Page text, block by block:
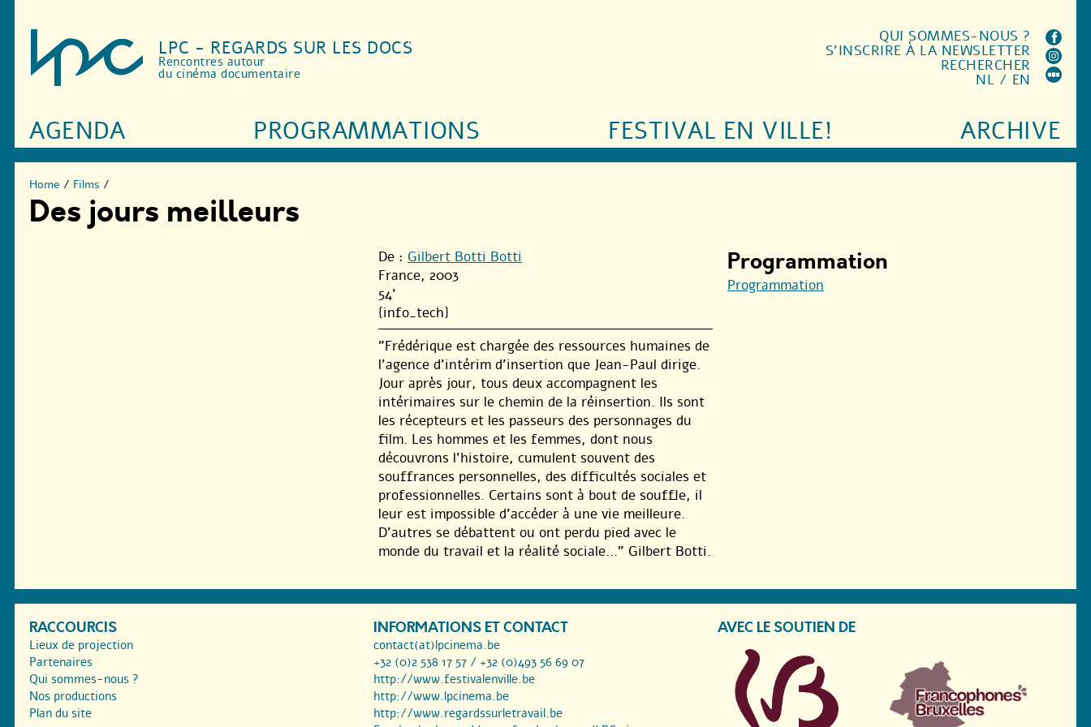
LPC - REGARDS SUR LES DOCS
Rencontres autour
du cinéma documentaire
AGENDA PROGRAMMATIONS FESTIVAL EN VILLE! ARCHIVE
QUI SOMMES-NOUS ?
S'INSCRIRE À LA NEWSLETTER
RECHERCHER
NL / EN
Home / Films /
Des jours meilleurs
De : Gilbert Botti Botti
France, 2003
54'
{info_tech}
"Frédérique est chargée des ressources humaines de
l’agence d’intérim d’insertion que Jean-Paul dirige.
Jour après jour, tous deux accompagnent les
intérimaires sur le chemin de la réinsertion. Ils sont
les récepteurs et les passeurs des personnages du
film. Les hommes et les femmes, dont nous
découvrons l’histoire, cumulent souvent des
souffrances personnelles, des difficultés sociales et
professionnelles. Certains sont à bout de souffle, il
leur est impossible d’accéder à une vie meilleure.
D’autres se débattent ou ont perdu pied avec le
monde du travail et la réalité sociale..." Gilbert Botti.
Programmation
Programmation
RACCOURCIS
Lieux de projection
Partenaires
Qui sommes-nous ?
Nos productions
Plan du site
INFORMATIONS ET CONTACT
contact(at)lpcinema.be
+32 (0)2 538 17 57 / +32 (0)493 56 69 07
http://www.festivalenville.be
http://www.lpcinema.be
http://www.regardssurletravail.be
AVEC LE SOUTIEN DE